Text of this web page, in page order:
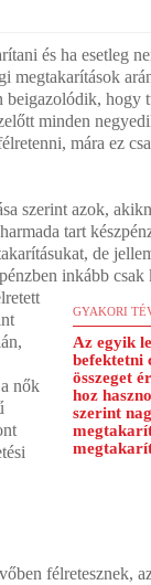
és ha esetleg
megtakarítások
hogy
minden
mára ez
szerint azok,
tart
de
inkább csak
GYAKORI
Az egyik
befektetni
összeget
hoz
szerint
nők
félretesznek,